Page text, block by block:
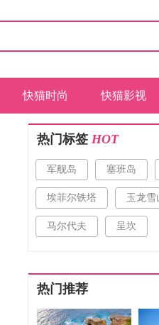
快猫时尚 快猫影视
热门标签 HOT
军舰岛 塞班岛
埃菲尔铁塔 玉龙雪
马尔代夫 呈坎
热门推荐